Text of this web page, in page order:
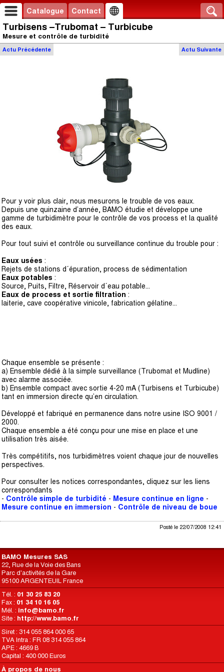
Catalogue Contact
Turbisens –Trubomat – Turbicube
Mesure et contrôle de turbidité
Actu Suivante
Actu Précédente
Pour y voir plus clair, nous mesurons le trouble de vos eaux.
Depuis une quinzaine d’année, BAMO étudie et développe une
gamme de turbidimètre pour le contrôle de vos process et la qualité
des eaux.
Pour tout suivi et contrôle ou surveillance continue du trouble pour :
Eaux usées :
Rejets de stations d´épuration, process de sédimentation
Eaux potables :
Source, Puits, Filtre, Réservoir d´eau potable...
Eaux de process et sortie filtration :
laiterie, cave coopérative vinicole, fabrication gélatine...
Chaque ensemble se présente :
a) Ensemble dédié à la simple surveillance (Trubomat et Mudline)
avec alarme associée.
b) Ensemble compact avec sortie 4-20 mA (Turbisens et Turbicube)
tant en immersion directe qu’en circulation.
Développé et fabriqué en permanence dans notre usine ISO 9001 /
2000.
Chaque ensemble a été conçu pour une mise en place et une
utilisation très aisée.
Très compétitifs, nos turbidimètres voient chaque jour de nouvelles
perspectives.
Pour consulter les notices correspondantes, cliquez sur les liens
correspondants
- Contrôle simple de turbidité - Mesure continue en ligne -
Mesure continue en immersion - Contrôle de niveau de boue
Posté le 22/07/2008 12:41
BAMO Mesures SAS
22, Rue de la Voie des Bans
Parc d'activités de la Gare
95100 ARGENTEUIL France
Tél. : 01 30 25 83 20
Fax : 01 34 10 16 05
Mél. : info@bamo.fr
Site : http://www.bamo.fr
Siret : 314 055 864 000 65
TVA Intra : FR 08 314 055 864
APE : 4669 B
Capital : 400 000 Euros
À propos de nous